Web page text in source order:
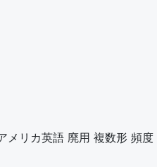
メリカ英語 廃用 複数形 頻度